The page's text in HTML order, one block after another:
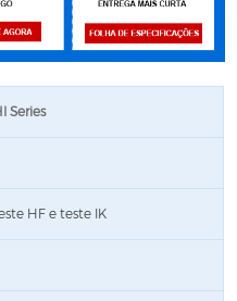
Series
HF e teste IK